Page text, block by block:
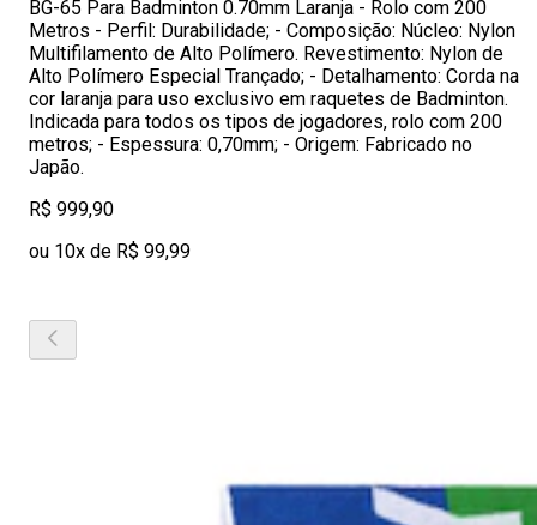
BG-65 Para Badminton 0.70mm Laranja - Rolo com 200
Metros - Perfil: Durabilidade; - Composição: Núcleo: Nylon
Multifilamento de Alto Polímero. Revestimento: Nylon de
Alto Polímero Especial Trançado; - Detalhamento: Corda na
cor laranja para uso exclusivo em raquetes de Badminton.
Indicada para todos os tipos de jogadores, rolo com 200
metros; - Espessura: 0,70mm; - Origem: Fabricado no
Japão.
R$ 999,90
ou 10x de R$ 99,99